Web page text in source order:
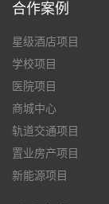
合作案例
星级酒店项目
学校项目
医院项目
商城中心
轨道交通项目
置业房产项目
新能源项目